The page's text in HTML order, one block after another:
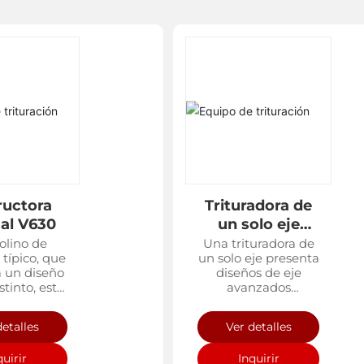
V630
de
que
un diseño
está
así
residuos
Trituradora de
un solo eje
S2200
Una trituradora de
un solo eje presenta
diseños de eje
avanzados
aplicaciones,
procesando
eficientemente
Ver detalles
Inquirir